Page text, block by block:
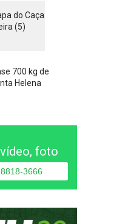
do Caça
(5)
700 kg de
Helena
foto
3666